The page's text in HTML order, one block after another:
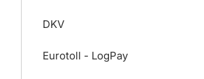
DKV
Eurotoll - LogPay